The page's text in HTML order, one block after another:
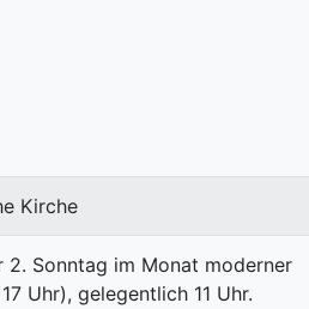
Kirche
2. Sonntag im Monat moderner
Uhr), gelegentlich 11 Uhr.